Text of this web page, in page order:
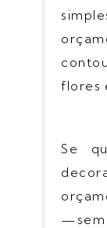
flores
Se